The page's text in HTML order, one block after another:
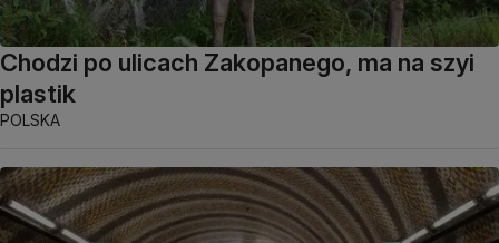
Chodzi po ulicach Zakopanego, ma na szyi
plastik
POLSKA